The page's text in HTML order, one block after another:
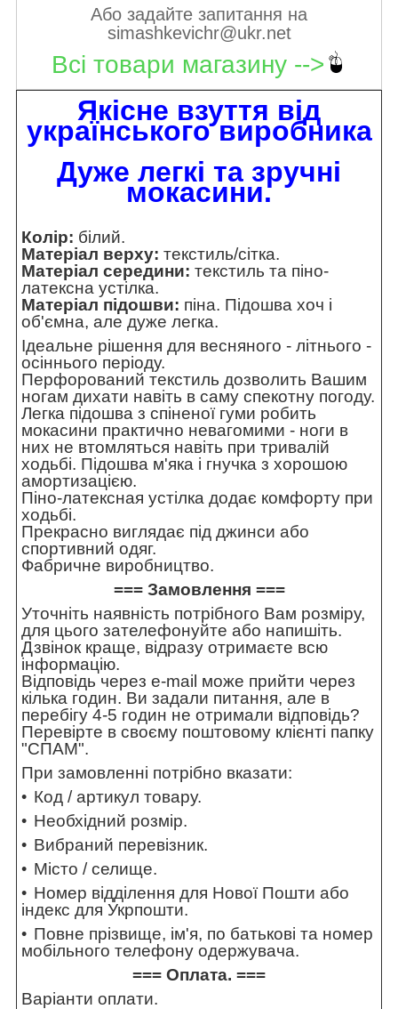
Або задайте запитання на
simashkevichr@ukr.net
Всі товари магазину -->
Якісне взуття від
українського виробника
Дуже легкі та зручні
мокасини.
Колір: білий.
Матеріал верху: текстиль/сітка.
Матеріал середини: текстиль та піно-
латексна устілка.
Матеріал підошви: піна. Підошва хоч і
об'ємна, але дуже легка.
Ідеальне рішення для весняного - літнього -
осіннього періоду.
Перфорований текстиль дозволить Вашим
ногам дихати навіть в саму спекотну погоду.
Легка підошва з спіненої гуми робить
мокасини практично невагомими - ноги в
них не втомляться навіть при тривалій
ходьбі. Підошва м'яка і гнучка з хорошою
амортизацією.
Піно-латексная устілка додає комфорту при
ходьбі.
Прекрасно виглядає під джинси або
спортивний одяг.
Фабричне виробництво.
=== Замовлення ===
Уточніть наявність потрібного Вам розміру,
для цього зателефонуйте або напишіть.
Дзвінок краще, відразу отримаєте всю
інформацію.
Відповідь через e-mail може прийти через
кілька годин. Ви задали питання, але в
перебігу 4-5 годин не отримали відповідь?
Перевірте в своєму поштовому клієнті папку
"СПАМ".
При замовленні потрібно вказати:
Код / артикул товару.
Необхідний розмір.
Вибраний перевізник.
Місто / селище.
Номер відділення для Нової Пошти або
індекс для Укрпошти.
Повне прізвище, ім'я, по батькові та номер
мобільного телефону одержувача.
=== Оплата. ===
Варіанти оплати.